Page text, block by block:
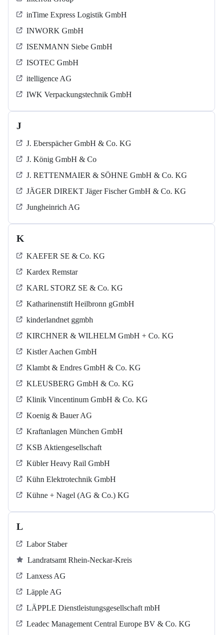
inTime Express Logistik GmbH
INWORK GmbH
ISENMANN Siebe GmbH
ISOTEC GmbH
itelligence AG
IWK Verpackungstechnik GmbH
J
J. Eberspächer GmbH & Co. KG
J. König GmbH & Co
J. RETTENMAIER & SÖHNE GmbH & Co. KG
JÄGER DIREKT Jäger Fischer GmbH & Co. KG
Jungheinrich AG
K
KAEFER SE & Co. KG
Kardex Remstar
KARL STORZ SE & Co. KG
Katharinenstift Heilbronn gGmbH
kinderlandnet ggmbh
KIRCHNER & WILHELM GmbH + Co. KG
Kistler Aachen GmbH
Klambt & Endres GmbH & Co. KG
KLEUSBERG GmbH & Co. KG
Klinik Vincentinum GmbH & Co. KG
Koenig & Bauer AG
Kraftanlagen München GmbH
KSB Aktiengesellschaft
Kübler Heavy Rail GmbH
Kühn Elektrotechnik GmbH
Kühne + Nagel (AG & Co.) KG
L
Labor Staber
Landratsamt Rhein-Neckar-Kreis
Lanxess AG
Läpple AG
LÄPPLE Dienstleistungsgesellschaft mbH
Leadec Management Central Europe BV & Co. KG